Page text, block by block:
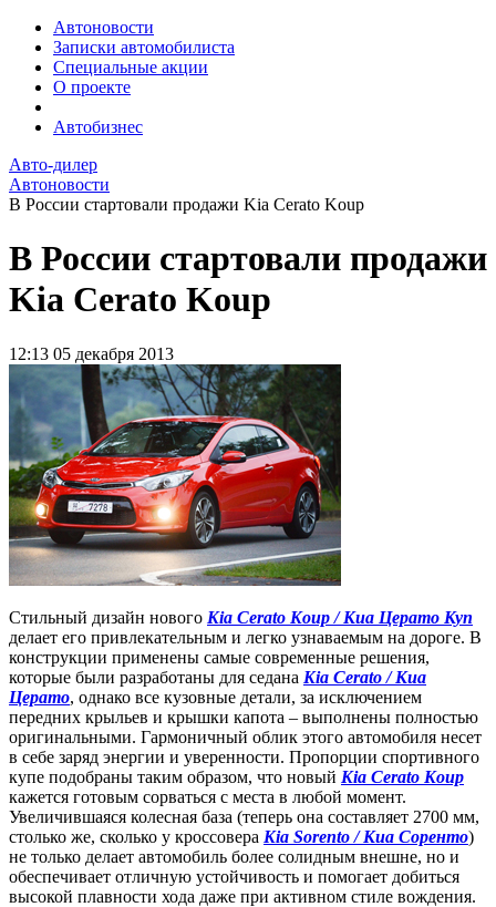
Автоновости
Записки автомобилиста
Специальные акции
О проекте
Автобизнес
Авто-дилер
Автоновости
В России стартовали продажи Kia Cerato Koup
В России стартовали продажи
Kia Cerato Koup
12:13 05 декабря 2013
Стильный дизайн нового Kia Cerato Koup / Киа Церато Куп
делает его привлекательным и легко узнаваемым на дороге. В
конструкции применены самые современные решения,
которые были разработаны для седана Kia Cerato / Киа
Церато, однако все кузовные детали, за исключением
передних крыльев и крышки капота – выполнены полностью
оригинальными. Гармоничный облик этого автомобиля несет
в себе заряд энергии и уверенности. Пропорции спортивного
купе подобраны таким образом, что новый Kia Cerato Koup
кажется готовым сорваться с места в любой момент.
Увеличившаяся колесная база (теперь она составляет 2700 мм,
столько же, сколько у кроссовера Kia Sorento / Киа Соренто)
не только делает автомобиль более солидным внешне, но и
обеспечивает отличную устойчивость и помогает добиться
высокой плавности хода даже при активном стиле вождения.